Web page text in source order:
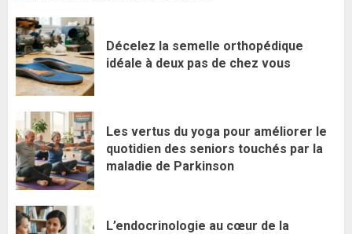
Décelez la semelle orthopédique
idéale à deux pas de chez vous
Les vertus du yoga pour améliorer le
quotidien des seniors touchés par la
maladie de Parkinson
L’endocrinologie au cœur de la